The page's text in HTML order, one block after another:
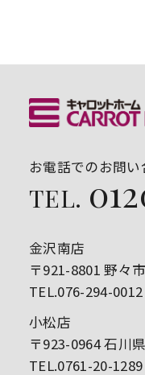
お電話でのお問い
TEL.
金沢南店
〒921-8801 野々
TEL.076-294-0012
小松店
〒923-0964 石川
TEL.0761-20-1289